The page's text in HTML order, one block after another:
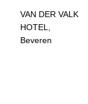
VAN DER VALK
HOTEL,
Beveren